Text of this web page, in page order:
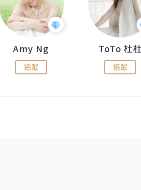
Amy Ng
追蹤
ToTo 杜
追蹤